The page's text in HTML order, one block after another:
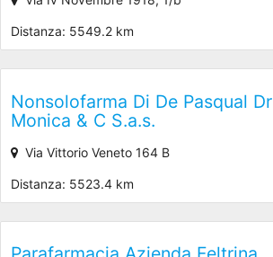
Distanza: 5549.2 km
Nonsolofarma Di De Pasqual Dr
Monica & C S.a.s.
Via Vittorio Veneto 164 B
Distanza: 5523.4 km